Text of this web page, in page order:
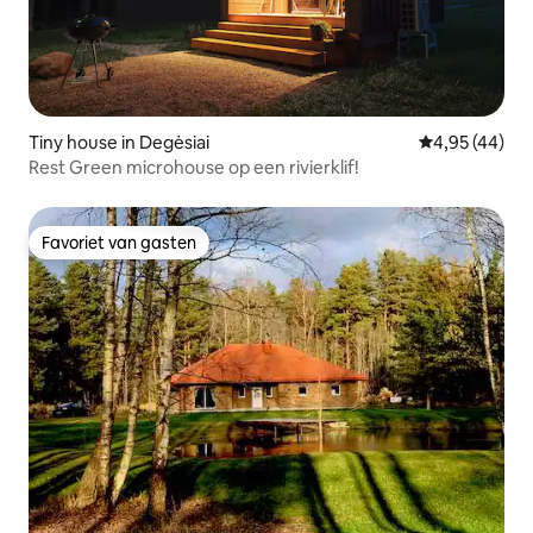
Tiny house in Degėsiai Gemiddelde
4,95 (44)
Rest Green microhouse op een rivierklif!
Favoriet van gasten
Favoriet van gasten